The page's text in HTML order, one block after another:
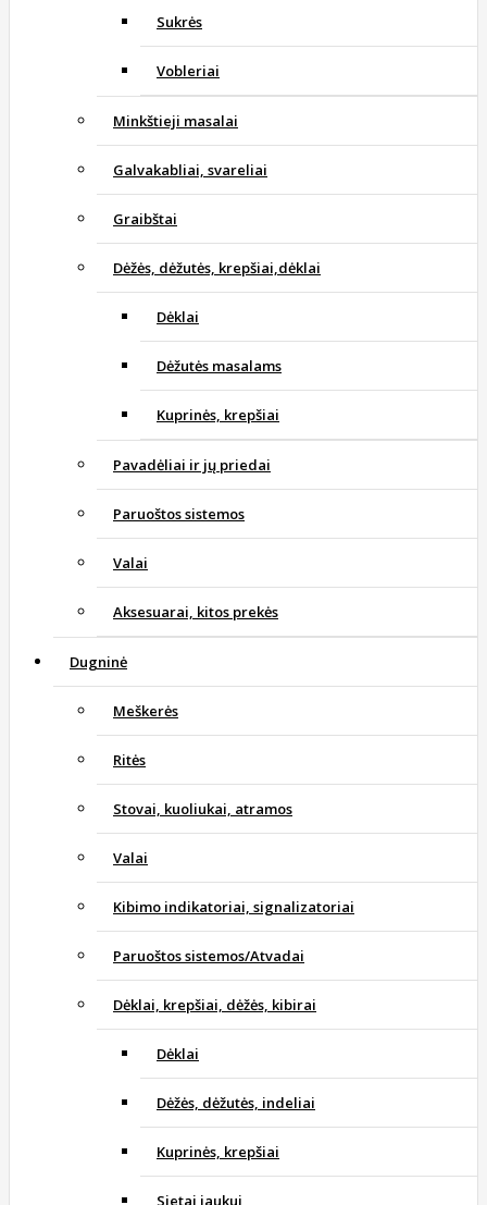
Sukrės
Vobleriai
Minkštieji masalai
Galvakabliai, svareliai
Graibštai
Dėžės, dėžutės, krepšiai,dėklai
Dėklai
Dėžutės masalams
Kuprinės, krepšiai
Pavadėliai ir jų priedai
Paruoštos sistemos
Valai
Aksesuarai, kitos prekės
Dugninė
Meškerės
Ritės
Stovai, kuoliukai, atramos
Valai
Kibimo indikatoriai, signalizatoriai
Paruoštos sistemos/Atvadai
Dėklai, krepšiai, dėžės, kibirai
Dėklai
Dėžės, dėžutės, indeliai
Kuprinės, krepšiai
Sietai jaukui